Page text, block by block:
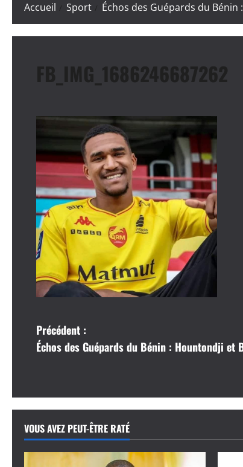
Accueil Sport Échos des Guépards du
FB_IMG_1686246687262
N
a
i
g
a
Précédent :
Échos des Guépards du Bénin : Hountondji et
VOUS AVEZ PEUT-ÊTRE RATÉ